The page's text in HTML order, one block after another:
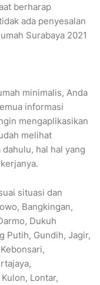
berharap
ada penyesalan
Surabaya 2021
minimalis, Anda
informasi
mengaplikasikan
melihat
hal hal yang
situasi dan
Bangkingan,
Dukuh
Putih, Gundih, Jagir,
Lontar,